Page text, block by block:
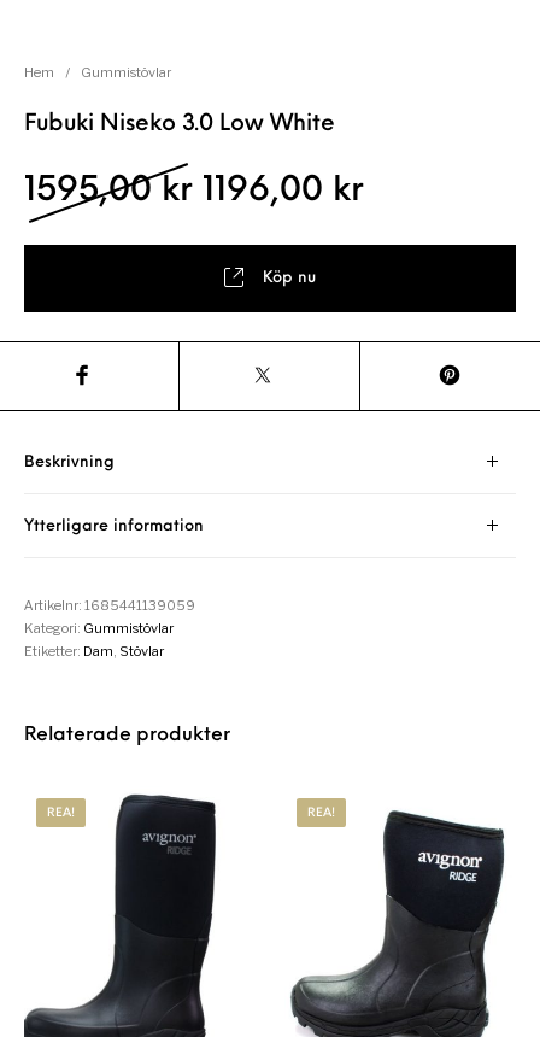
Hem / Gummistövlar
Fubuki Niseko 3.0 Low White
1595,00 kr Det ursprungliga
1196,00 krDet
Köp nu
Beskrivning
Ytterligare information
Artikelnr:1685441139059
Kategori: Gummistövlar
Etiketter: Dam Stövlar
Relaterade produkter
REA! REA!